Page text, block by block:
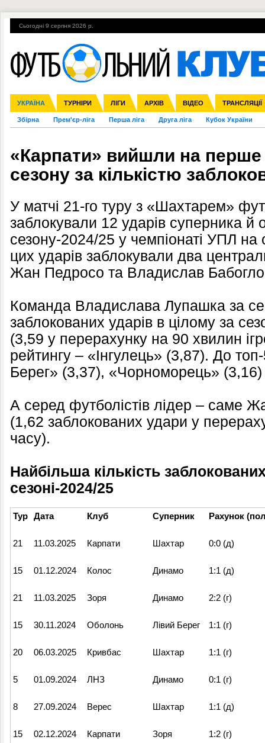
Сьогодні 9 серпня 2026 р.
УКРАЇНА ТУРНІРИ ЛІГИ АРХІВ ВІДЕО ТРАНСЛЯЦІЇ
Збірна Прем'єр-ліга Перша ліга Друга ліга Кубок України
Ліга чемпіонів Ліга Європи Міжнародні Ліга націй Ліга
Англія Іспанія Італія Німеччина Франція Інші
ЧС-2014 ЄВРО-2016 Росія Кубок конфедерацій ЧЄ-2015 (U-
Гарячі теми УПЛ, 2-й тур ВІЙНА УПЛ-ПЕРЕХОДИ
«Карпати» вийшли на перше
сезону за кількістю
У матчі 21-го туру з «Шахтарем»
заблокували 12 ударів суперника й
сезону-2024/25 у чемпіонаті УПЛ
цих ударів заблокували два
Жан Педросо та Владислав
Команда Владислава Лупашка за
заблокованих ударів в цілому за
(3,59 у перерахунку на 90 хвилин
рейтингу – «Інгулець» (3,87). До
Берег» (3,37), «Чорноморець»
А серед футболістів лідер – саме
(1,62 заблокованих удари у
часу).
Найбільша кількість
сезоні-2024/25
Тур Дата Клуб Суперник Рахунок
21 11.03.2025 Карпати Шахтар 0:0 (д)
15 01.12.2024 Колос Динамо 1:1 (д)
21 11.03.2025 Зоря Динамо 2:2 (г)
15 30.11.2024 Оболонь Лівий Берег 1:1 (г)
20 06.03.2025 Кривбас Шахтар 1:1 (г)
5 01.09.2024 ЛНЗ Динамо 0:1 (г)
8 27.09.2024 Верес Шахтар 1:1 (д)
15 02.12.2024 Карпати Зоря 1:2 (г)